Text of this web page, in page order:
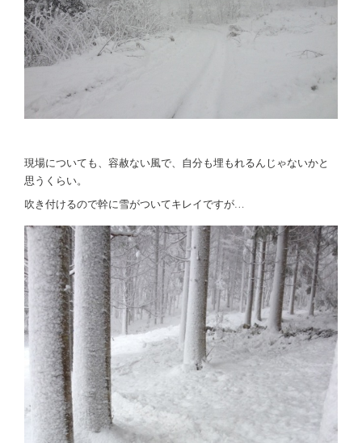
現場についても、容赦ない風で、自分も埋もれるんじゃないかと
思うくらい。
吹き付けるので幹に雪がついてキレイですが…